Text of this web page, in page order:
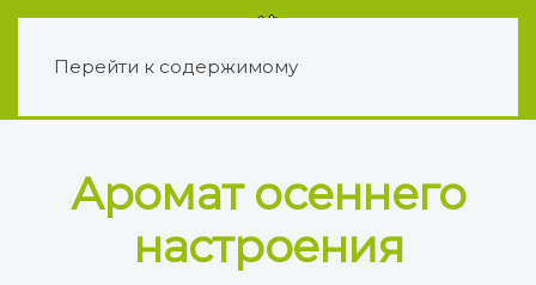
Перейти к содержимому
Аромат осеннего
настроения